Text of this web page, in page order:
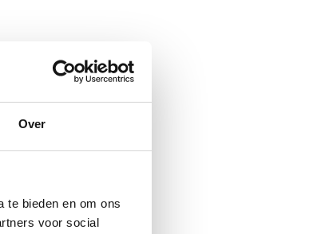
Over
te bieden en om ons
voor social